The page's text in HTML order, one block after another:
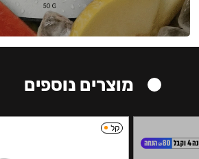
מוצרים נוספים
קל